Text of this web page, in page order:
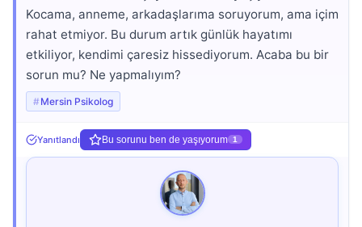
Kocama, anneme, arkadaşlarıma soruyorum, ama içim
rahat etmiyor. Bu durum artık günlük hayatımı
etkiliyor, kendimi çaresiz hissediyorum. Acaba bu bir
sorun mu? Ne yapmalıyım?
Mersin Psikolog
Yanıtlandı Bu sorunu ben de yaşıyorum 1